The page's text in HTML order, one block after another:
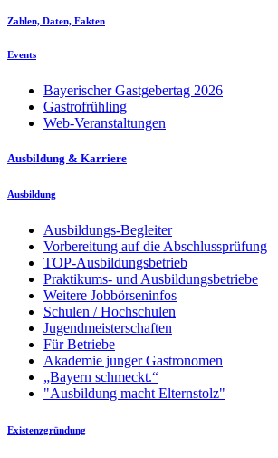
Zahlen, Daten, Fakten
Events
Bayerischer Gastgebertag 2026
Gastrofrühling
Web-Veranstaltungen
Ausbildung & Karriere
Ausbildung
Ausbildungs-Begleiter
Vorbereitung auf die Abschlussprüfung
TOP-Ausbildungsbetrieb
Praktikums- und Ausbildungsbetriebe
Weitere Jobbörseninfos
Schulen / Hochschulen
Jugendmeisterschaften
Für Betriebe
Akademie junger Gastronomen
„Bayern schmeckt.“
"Ausbildung macht Elternstolz"
Existenzgründung